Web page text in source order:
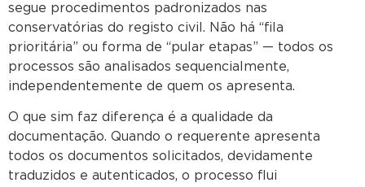
segue procedimentos padronizados nas
conservatórias do registo civil. Não há “fila
prioritária” ou forma de “pular etapas” — todos os
processos são analisados sequencialmente,
independentemente de quem os apresenta.
O que sim faz diferença é a qualidade da
documentação. Quando o requerente apresenta
todos os documentos solicitados, devidamente
traduzidos e autenticados, o processo flui